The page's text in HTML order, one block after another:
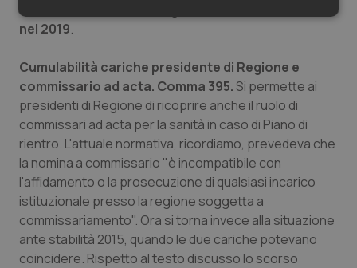
2017 a
nel 2019.
Cumulabilità cariche presidente di Regione e
commissario ad acta. Comma 395.Si permette ai
presidenti di Regione di ricoprire anche il ruolo di
commissari ad acta per la sanità in caso di Piano di
rientro. L'attuale normativa, ricordiamo, prevedeva che
la nomina a commissario "è incompatibile con
l'affidamento o la prosecuzione di qualsiasi incarico
istituzionale presso la regione soggetta a
commissariamento". Ora si torna invece alla situazione
ante stabilità 2015, quando le due cariche potevano
coincidere. Rispetto al testo discusso lo scorso
Necessari Statistici Marketing
Necessari Statistici Marketing
I cookie necessari contribuiscono a rendere fruibile il
sito web abilitandone funzionalità di base quali la
navigazione sulle pagine e l'accesso alle aree
protette del sito. Il sito web non è in grado di
funzionare correttamente senza questi cookie.
Nome
Fornitore / Dominio
VISITOR_PRIVACY_METADATA
YouTube